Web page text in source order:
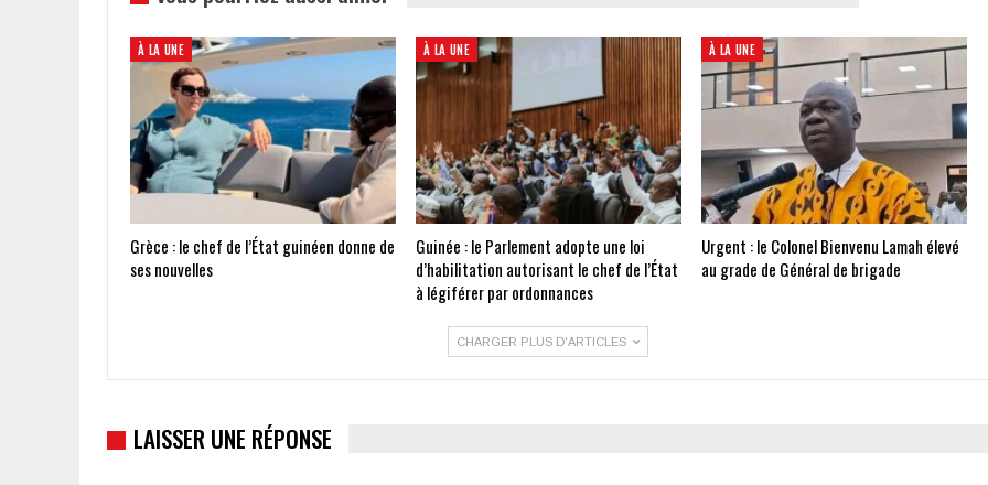
À LA UNE
Grèce : le chef de l’État guinéen donne de
ses nouvelles
À LA UNE
Guinée : le Parlement adopte une loi
d’habilitation autorisant le chef de l’État
à légiférer par ordonnances
À LA UNE
Urgent : le Colonel Bienvenu Lamah élevé
au grade de Général de brigade
CHARGER PLUS D'ARTICLES
LAISSER UNE RÉPONSE